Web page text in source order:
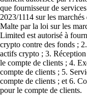
Créé par Ripple, le XRP
Apprenez à l'acheter en
même si vous débutez
Learn more
Comment acheter du
Créé par Ripple, le XRP